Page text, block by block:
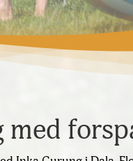
med